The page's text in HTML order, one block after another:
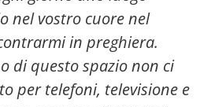
nel vostro cuore nel
in preghiera.
di questo spazio non ci
per telefoni, televisione e